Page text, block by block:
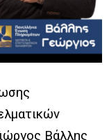
Βάλλης